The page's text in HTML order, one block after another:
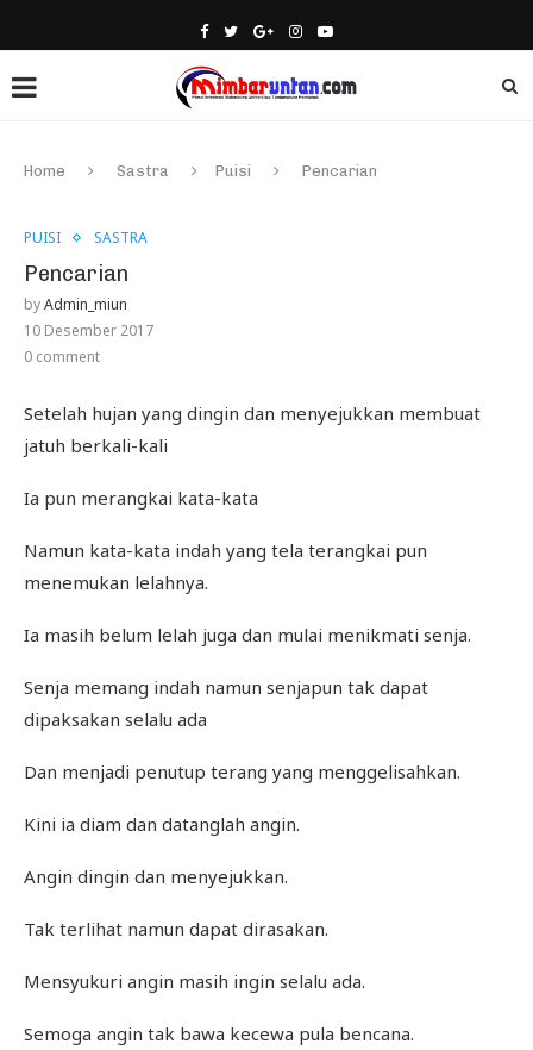
Home Sastra Puisi Pencarian
PUISI SASTRA
Pencarian
byAdmin_miun
10 Desember 2017
0 comment
Setelah hujan yang dingin dan menyejukkan membuat
jatuh berkali-kali
Ia pun merangkai kata-kata
Namun kata-kata indah yang tela terangkai pun
menemukan lelahnya.
Ia masih belum lelah juga dan mulai menikmati senja.
Senja memang indah namun senjapun tak dapat
dipaksakan selalu ada
Dan menjadi penutup terang yang menggelisahkan.
Kini ia diam dan datanglah angin.
Angin dingin dan menyejukkan.
Tak terlihat namun dapat dirasakan.
Mensyukuri angin masih ingin selalu ada.
Semoga angin tak bawa kecewa pula bencana.